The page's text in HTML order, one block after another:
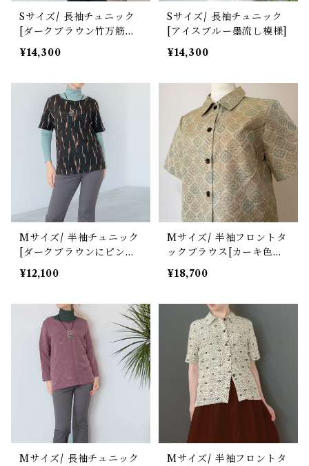
Sサイズ/ 長袖チュニック
[ダークブラウン竹万筋お
召]
¥14,300
Sサイズ/ 長袖チュニック
[アイスブルー墨流し模様]
¥14,300
Mサイズ/ 半袖チュニック
[ダークブラウンにピンク
ベージュのライン模様お
召]
¥12,100
Mサイズ/ 半袖フロントタ
ックブラウス[カーキ色菱
模様西陣お召]
¥18,700
Mサイズ/ 長袖チュニック
Mサイズ/ 半袖フロントタ